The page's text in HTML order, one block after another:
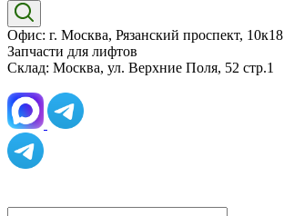
Офис: г. Москва, Рязанский проспект, 10к18
Запчасти для лифтов
Склад: Москва, ул. Верхние Поля, 52 стр.1